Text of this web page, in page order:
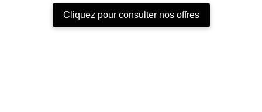
Cliquez pour consulter nos offres